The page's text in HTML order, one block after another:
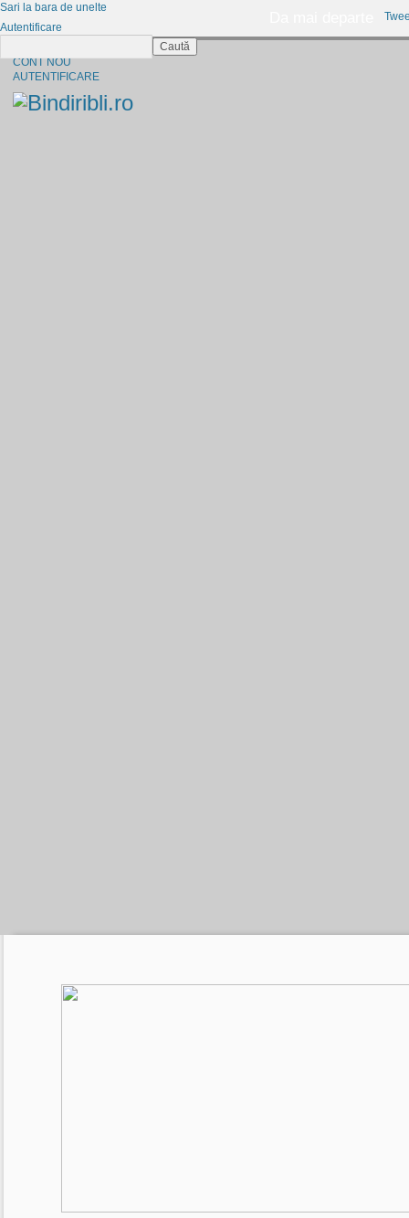
CONT NOU
AUTENTIFICARE
Sari la bara de unelte
Autentificare
Caută